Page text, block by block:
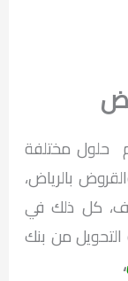
حلول مختلفة
بالرياض،
كل ذلك في
من بنك
،